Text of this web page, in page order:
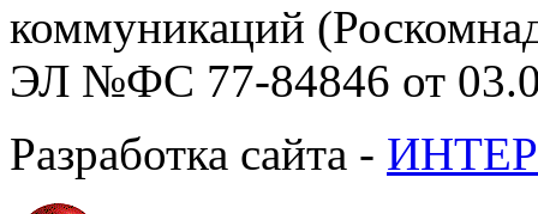
коммуникаций
ЭЛ №ФС 77-84846 от
Разработка сайта -